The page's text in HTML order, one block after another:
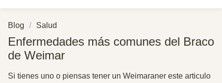
Blog Salud
Enfermedades más comunes del Braco
de Weimar
Si tienes uno o piensas tener un Weimaraner este articulo